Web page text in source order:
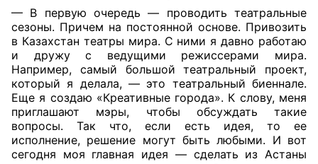
— В первую очередь — проводить театральные
сезоны. Причем на постоянной основе. Привозить
в Казахстан театры мира. С ними я давно работаю
и дружу с ведущими режиссерами мира.
Например, самый большой театральный проект,
который я делала, — это театральный биеннале.
Еще я создаю «Креативные города». К слову, меня
приглашают мэры, чтобы обсуждать такие
вопросы. Так что, если есть идея, то ее
исполнение, решение могут быть любыми. И вот
сегодня моя главная идея — сделать из Астаны